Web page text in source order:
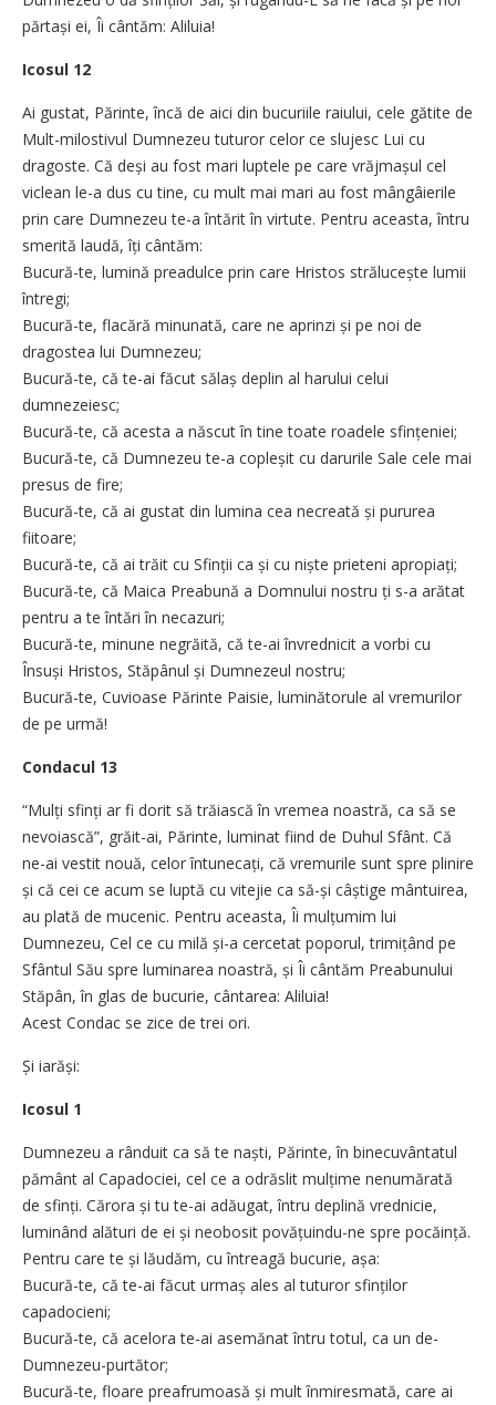
părtași ei, Îi cântăm: Aliluia!
Icosul 12
Ai gustat, Părinte, încă de aici din bucuriile raiului, cele gătite de
Mult-milostivul Dumnezeu tuturor celor ce slujesc Lui cu
dragoste. Că deși au fost mari luptele pe care vrăjmașul cel
viclean le-a dus cu tine, cu mult mai mari au fost mângâierile
prin care Dumnezeu te-a întărit în virtute. Pentru aceasta, întru
smerită laudă, îți cântăm:
Bucură-te, lumină preadulce prin care Hristos strălucește lumii
întregi;
Bucură-te, flacără minunată, care ne aprinzi și pe noi de
dragostea lui Dumnezeu;
Bucură-te, că te-ai făcut sălaș deplin al harului celui
dumnezeiesc;
Bucură-te, că acesta a născut în tine toate roadele sfințeniei;
Bucură-te, că Dumnezeu te-a copleșit cu darurile Sale cele mai
presus de fire;
Bucură-te, că ai gustat din lumina cea necreată și pururea
fiitoare;
Bucură-te, că ai trăit cu Sfinții ca și cu niște prieteni apropiați;
Bucură-te, că Maica Preabună a Domnului nostru ți s-a arătat
pentru a te întări în necazuri;
Bucură-te, minune negrăită, că te-ai învrednicit a vorbi cu
Însuși Hristos, Stăpânul și Dumnezeul nostru;
Bucură-te, Cuvioase Părinte Paisie, luminătorule al vremurilor
de pe urmă!
Condacul 13
“Mulți sfinți ar fi dorit să trăiască în vremea noastră, ca să se
nevoiască”, grăit-ai, Părinte, luminat fiind de Duhul Sfânt. Că
ne-ai vestit nouă, celor întunecați, că vremurile sunt spre plinire
și că cei ce acum se luptă cu vitejie ca să-și câștige mântuirea,
au plată de mucenic. Pentru aceasta, Îi mulțumim lui
Dumnezeu, Cel ce cu milă și-a cercetat poporul, trimițând pe
Sfântul Său spre luminarea noastră, și Îi cântăm Preabunului
Stăpân, în glas de bucurie, cântarea: Aliluia!
Acest Condac se zice de trei ori.
Și iarăși:
Icosul 1
Dumnezeu a rânduit ca să te naști, Părinte, în binecuvântatul
pământ al Capadociei, cel ce a odrăslit mulțime nenumărată
de sfinți. Cărora și tu te-ai adăugat, întru deplină vrednicie,
luminând alături de ei și neobosit povățuindu-ne spre pocăință.
Pentru care te și lăudăm, cu întreagă bucurie, așa:
Bucură-te, că te-ai făcut urmaș ales al tuturor sfinților
capadocieni;
Bucură-te, că acelora te-ai asemănat întru totul, ca un de-
Dumnezeu-purtător;
Bucură-te, floare preafrumoasă și mult înmiresmată, care ai